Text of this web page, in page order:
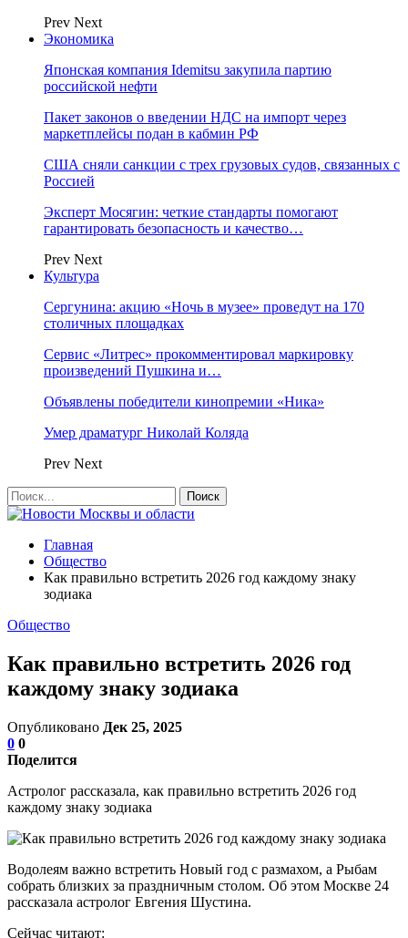
Prev Next
Экономика
Японская компания Idemitsu закупила партию
российской нефти
Пакет законов о введении НДС на импорт через
маркетплейсы подан в кабмин РФ
США сняли санкции с трех грузовых судов, связанных с
Россией
Эксперт Мосягин: четкие стандарты помогают
гарантировать безопасность и качество…
Prev Next
Культура
Сергунина: акцию «Ночь в музее» проведут на 170
столичных площадках
Сервис «Литрес» прокомментировал маркировку
произведений Пушкина и…
Объявлены победители кинопремии «Ника»
Умер драматург Николай Коляда
Prev Next
Главная
Общество
Как правильно встретить 2026 год каждому знаку
зодиака
Общество
Как правильно встретить 2026 год
каждому знаку зодиака
Опубликовано Дек 25, 2025
0 0
Поделится
Астролог рассказала, как правильно встретить 2026 год
каждому знаку зодиака
Водолеям важно встретить Новый год с размахом, а Рыбам
собрать близких за праздничным столом. Об этом Москве 24
рассказала астролог Евгения Шустина.
Сейчас читают: